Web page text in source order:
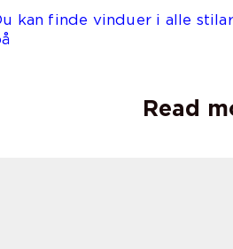
kan finde vinduer i alle
Read